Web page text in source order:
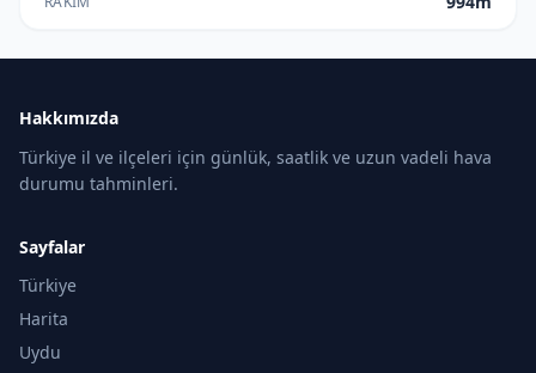
Hakkımızda
Türkiye il ve ilçeleri için günlük, saatlik ve uzun vadeli hava
durumu tahminleri.
Sayfalar
Türkiye
Harita
Uydu